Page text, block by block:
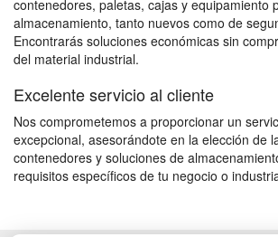
contenedores, paletas, cajas y equipamiento
almacenamiento, tanto nuevos como de
Encontrarás soluciones económicas sin
del material industrial.
Excelente servicio al cliente
Nos comprometemos a proporcionar un
excepcional, asesorándote en la elección de
contenedores y soluciones de
requisitos específicos de tu negocio o